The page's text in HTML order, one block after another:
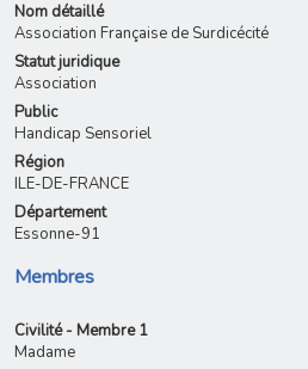
Nom détaillé
Association Française de Surdicécité
Statut juridique
Association
Public
Handicap Sensoriel
Région
ILE-DE-FRANCE
Département
Essonne-91
Membres
Civilité - Membre 1
Madame